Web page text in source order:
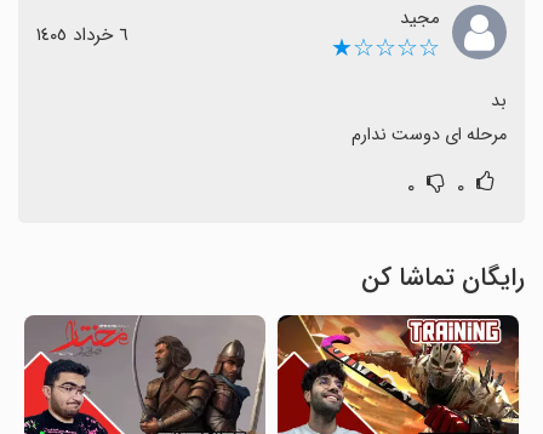
مجید
☆☆☆☆★ ٦ خرداد ١٤٠٥
مرحله ای دوست ندارم
۰ ۰
رایگان تماشا کن